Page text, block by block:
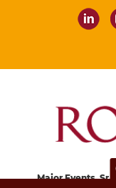
Major Events,